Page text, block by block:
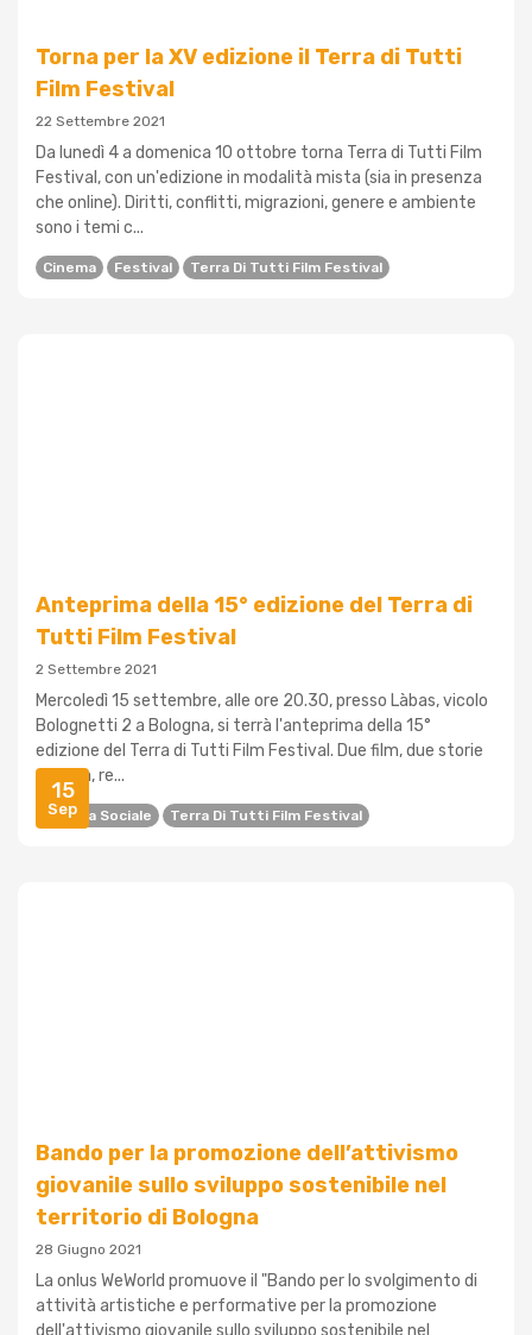
Torna per la XV edizione il Terra di Tutti
Film Festival
22 Settembre 2021
Da lunedì 4 a domenica 10 ottobre torna Terra di Tutti Film
Festival, con un'edizione in modalità mista (sia in presenza
che online). Diritti, conflitti, migrazioni, genere e ambiente
sono i temi c...
Cinema Festival Terra Di Tutti Film Festival
15
Sep
Anteprima della 15° edizione del Terra di
Tutti Film Festival
2 Settembre 2021
Mercoledì 15 settembre, alle ore 20.30, presso Làbas, vicolo
Bolognetti 2 a Bologna, si terrà l'anteprima della 15°
edizione del Terra di Tutti Film Festival. Due film, due storie
di lotta, re...
Cinema Sociale Terra Di Tutti Film Festival
Bando per la promozione dell’attivismo
giovanile sullo sviluppo sostenibile nel
territorio di Bologna
28 Giugno 2021
La onlus WeWorld promuove il "Bando per lo svolgimento di
attività artistiche e performative per la promozione